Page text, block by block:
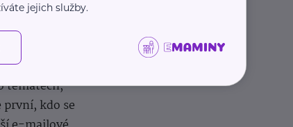
zkušeností.
tématech,
kdo se
jejich služby.